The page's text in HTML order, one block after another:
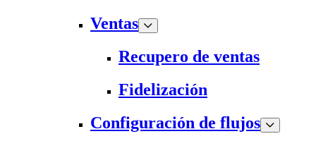
Ventas
Recupero de ventas
Fidelización
Configuración de flujos